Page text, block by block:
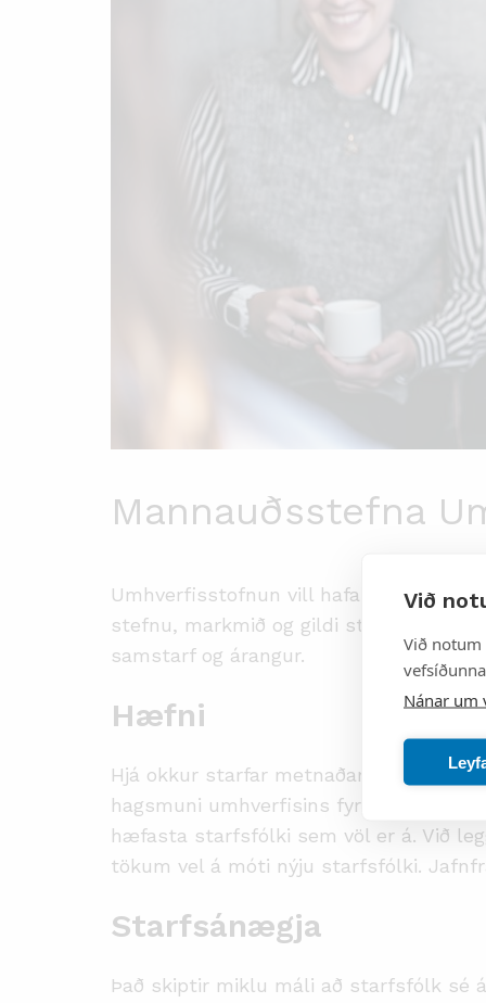
Við
Við
Nánar um
Mannauðsstefna
Umhverfisstofnun vill hafa á að skipa
stefnu, markmið og gildi
samstarf og árangur.
Hæfni
Hjá okkur starfar metnaðarfullt fólk
hagsmuni umhverfisins fyrir brjósti.
hæfasta starfsfólki sem völ er á. Við
tökum vel á móti nýju starfsfólki.
Starfsánægja
Það skiptir miklu máli að starfsfólk sé